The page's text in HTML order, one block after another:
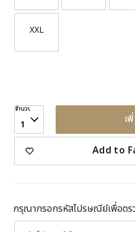
XXL
จำนวน
1 เ
Add to
กรุณากรอกรหัสไปรษณีย์เพื่อตร